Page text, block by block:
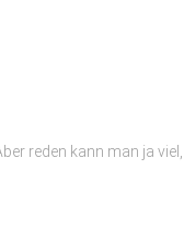
reden kann man ja viel,